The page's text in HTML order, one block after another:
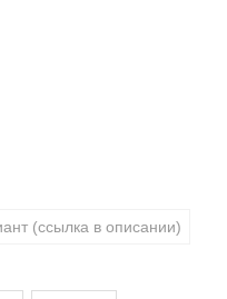
(ссылка в описании)